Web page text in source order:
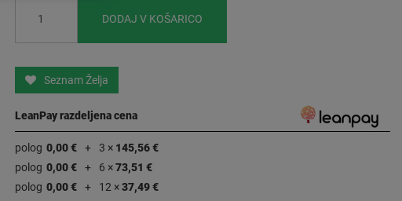
DODAJ V KOŠARICO
Seznam Želja
LeanPay razdeljena cena
polog 0,00 € 3 × 145,56 €
polog 0,00 € 6 ×73,51 €
polog 0,00 € 12 ×37,49 €